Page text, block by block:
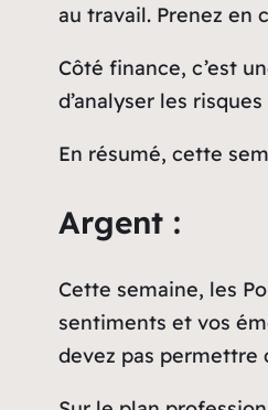
au travail. Prenez en
Côté finance, c’est
d’analyser les
En résumé, cette
Argent :
Cette semaine, les
sentiments et vos
devez pas permettre